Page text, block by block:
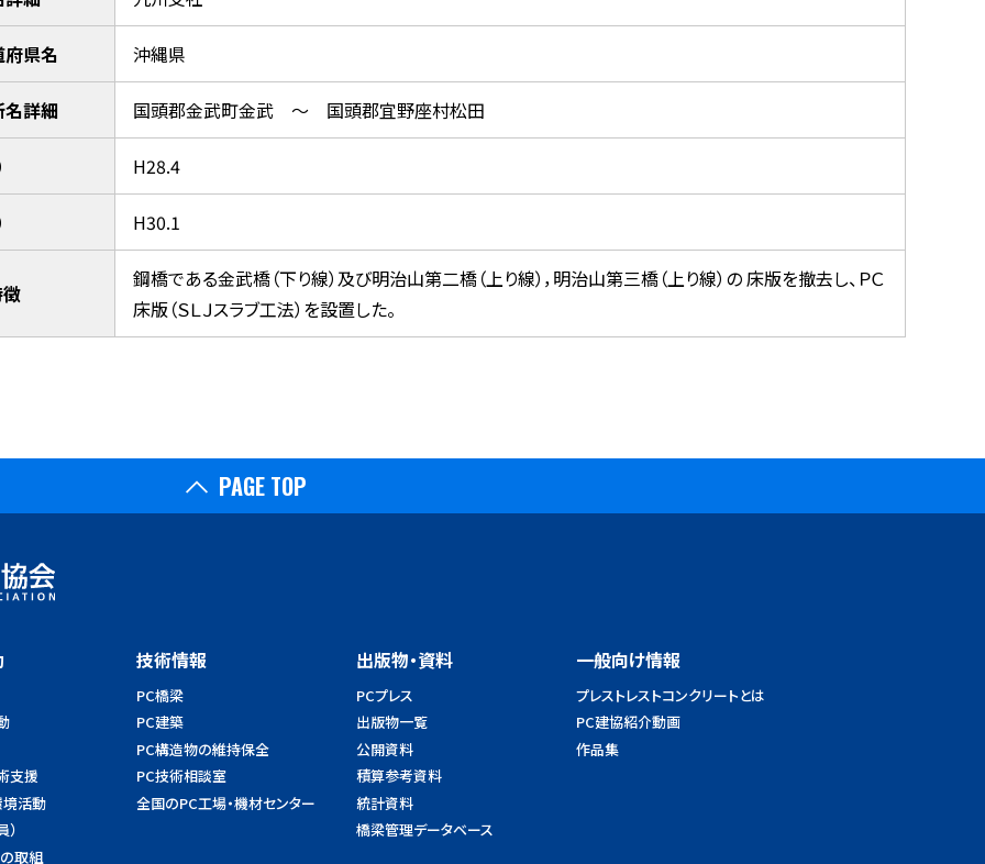
県名 沖縄県
詳細 国頭郡金武町金武 ～ 国頭郡宜野座村松田
H28.4
H30.1
鋼橋である金武橋（下り線）及び明治山第二橋（上り線），明治山第三橋（上り線）の 床版を撤去し、ＰＣ
床版（ＳＬＪスラブ工法）を設置した。
PAGE TOP
支援
境活動
取組
技術情報
PC橋梁
PC建築
PC構造物の維持保全
PC技術相談室
全国のPC工場・機材センター
出版物・資料
PCプレス
出版物一覧
公開資料
積算参考資料
統計資料
橋梁管理データベース
一般向け情報
プレストレストコンクリートとは
PC建協紹介動画
作品集